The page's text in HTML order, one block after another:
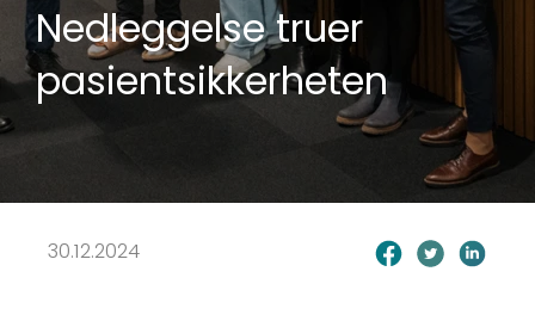
Nedleggelse truer
pasientsikkerheten
30.12.2024